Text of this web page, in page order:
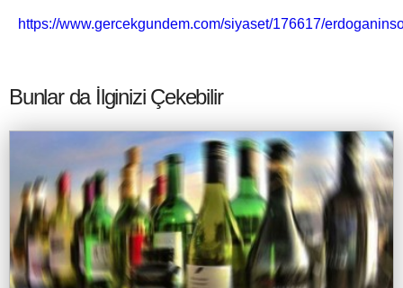
https://www.gercekgundem.com/siyaset/176617/
Bunlar da İlginizi Çekebilir